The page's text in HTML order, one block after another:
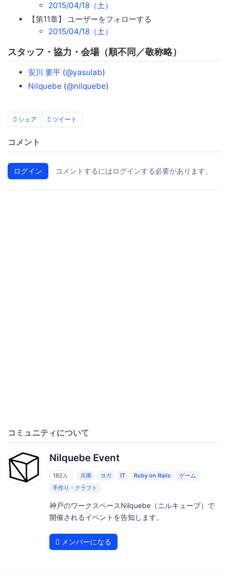
2015/04/18（土）
【第11章】 ユーザーをフォローする
2015/04/18（土）
スタッフ・協力・会場（順不同／敬称略）
安川 要平 (@yasulab)
Nilquebe (@nilquebe)
シェア ツイート
コメント
ログイン コメントするにはログインする必要があります。
コミュニティについて
Nilquebe Event
182人 兵庫 ヨガ IT Ruby on Rails
ゲーム
手作り・クラフト
神戸のワークスペースNilquebe（ニルキューブ）で
開催されるイベントを告知します。
メンバーになる